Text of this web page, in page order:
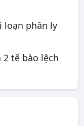
loạn phân ly
tế bào lệch